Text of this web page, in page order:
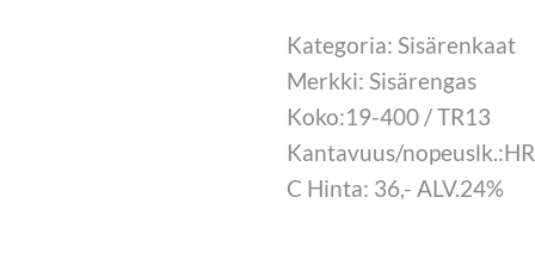
Kategoria: Sisärenkaat
Merkki: Sisärengas
Koko:19-400 / TR13
Kantavuus/
C Hinta: 36,- ALV.24%